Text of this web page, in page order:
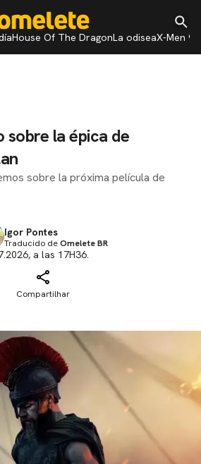
House Of The DragonLa odiseaX-Men 97
sobre la épica de
sobre la próxima película de
Igor Pontes
Traducido deOmelete BR
a las 17H36.
Compartilhar